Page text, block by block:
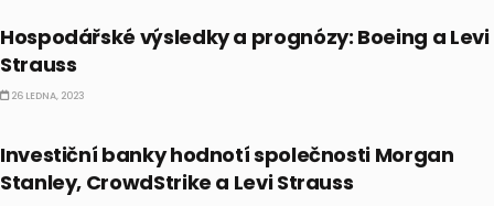
Hospodářské výsledky a prognózy: Boeing a Levi
Strauss
26 LEDNA, 2023
Investiční banky hodnotí společnosti Morgan
Stanley, CrowdStrike a Levi Strauss